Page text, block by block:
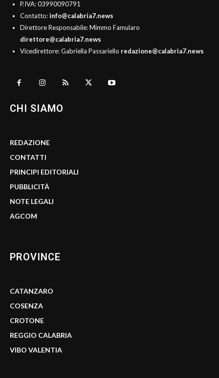
P.IVA: 03990090791
Contatto:info@calabria7.news
Direttore Responsabile: Mimmo Famularo
direttore@calabria7.news
Vicedirettore: Gabriella Passariello redazione@calabria7.news
CHI SIAMO
REDAZIONE
CONTATTI
PRINCIPI EDITORIALI
PUBBLICITÀ
NOTE LEGALI
AGCOM
PROVINCE
CATANZARO
COSENZA
CROTONE
REGGIO CALABRIA
VIBO VALENTIA